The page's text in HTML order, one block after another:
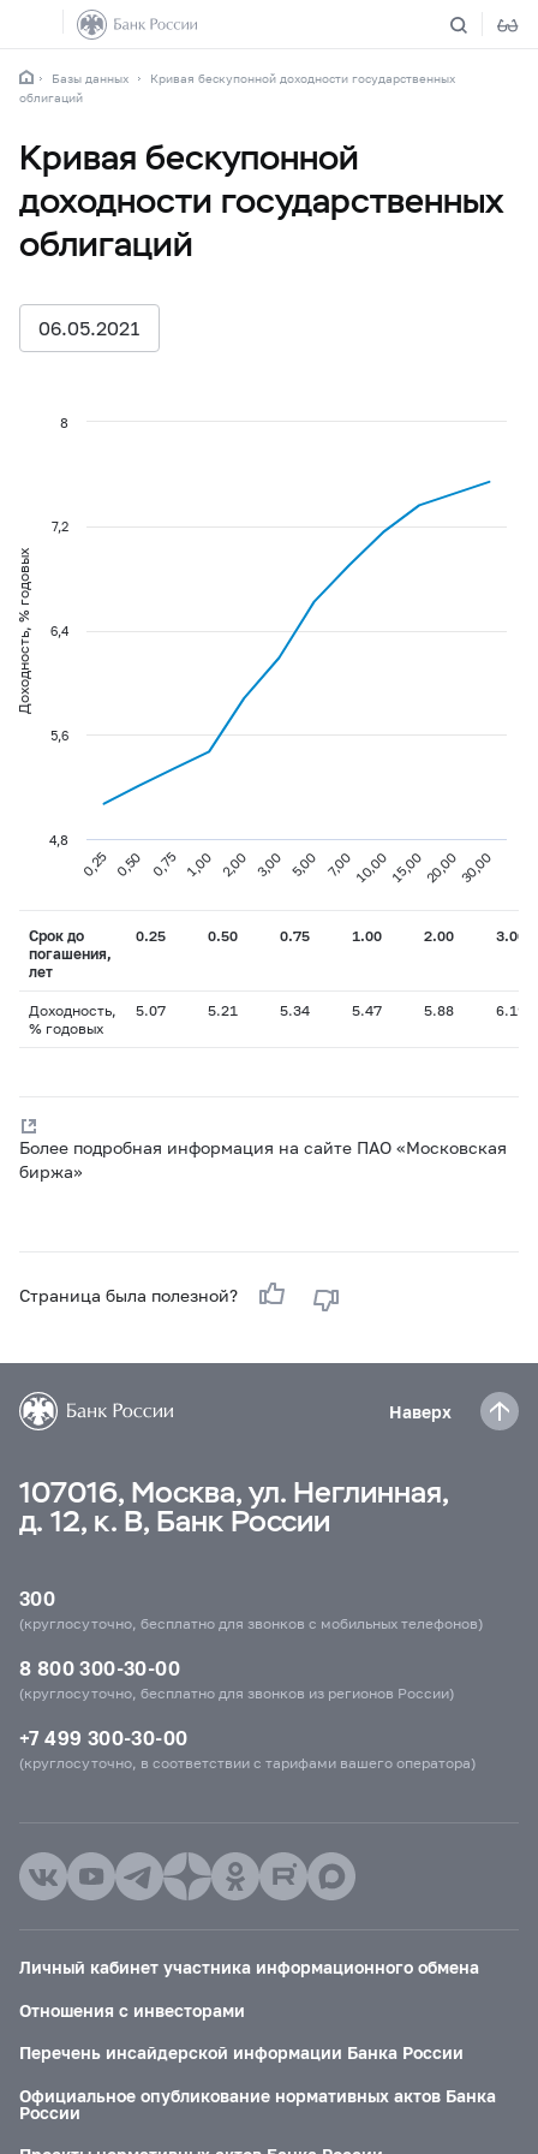
Базы данных
Кривая бескупонной доходности государственных
облигаций
Кривая бескупонной
доходности государственных
облигаций
06.05.2021
Доходность, % годовых
0,25 0,50 0,75 1,00 2,00 3,00 5,00 7,00 10,0015,0020,0030,00
4,8
5,6
6,4
7,2
8
Срок до
погашения,
лет
0.25 0.50 0.75 1.00 2.00 3.00
Доходность,
% годовых
5.07 5.21 5.34 5.47 5.88 6.19
Более подробная информация на сайте ПАО «Московская
биржа»
Страница была полезной?
Наверх
107016, Москва, ул. Неглинная,
д. 12, к. В, Банк России
300
(круглосуточно, бесплатно для звонков с мобильных телефонов)
8 800 300-30-00
(круглосуточно, бесплатно для звонков из регионов России)
+7 499 300-30-00
(круглосуточно, в соответствии с тарифами вашего оператора)
Личный кабинет участника информационного обмена
Отношения с инвесторами
Перечень инсайдерской информации Банка России
Официальное опубликование нормативных актов Банка
России